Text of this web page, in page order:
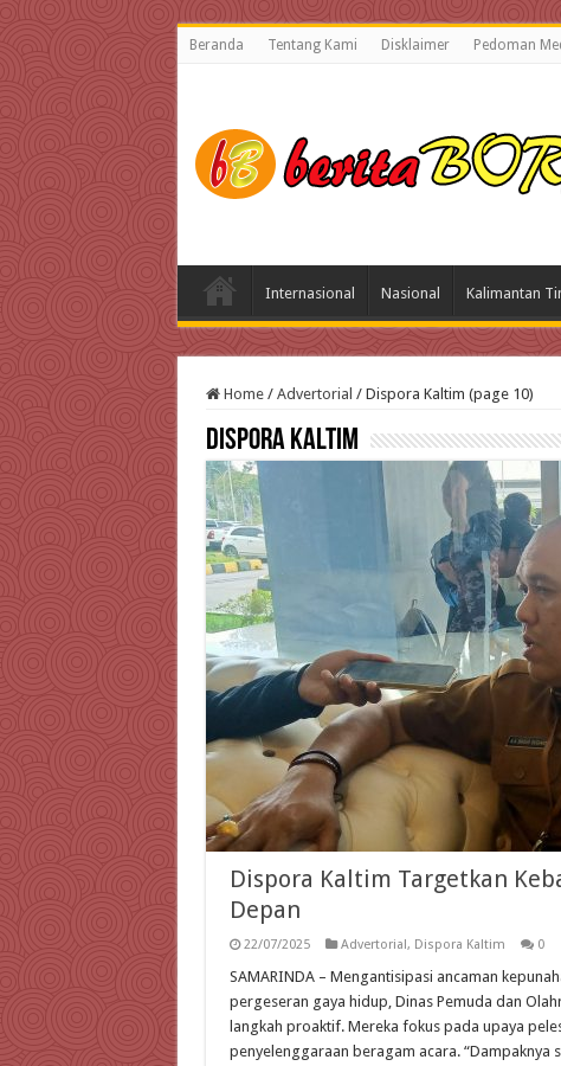
Beranda Tentang Kami Disklaimer Pedoman
Internasional Nasional Kalimantan
Home / Advertorial / Dispora Kaltim (page 10)
Dispora Kaltim
Dispora Kaltim Targetkan
Depan
22/07/2025 Advertorial, Dispora Kaltim 0
SAMARINDA – Mengantisipasi ancaman
pergeseran gaya hidup, Dinas Pemuda dan
langkah proaktif. Mereka fokus pada upaya
penyelenggaraan beragam acara. “Dampaknya